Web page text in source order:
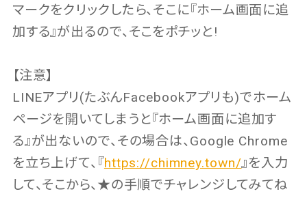
マークをクリックしたら、そこに『ホーム画面に追
加する』が出るので、そこをポチッと!
【注意】
LINEアプリ(たぶんFacebookアプリも)でホーム
ページを開いてしまうと『ホーム画面に追加す
る』が出ないので、その場合は、Google Chrome
を立ち上げて、『https://chimney.town/』を入力
して、そこから、★の手順でチャレンジしてみてね